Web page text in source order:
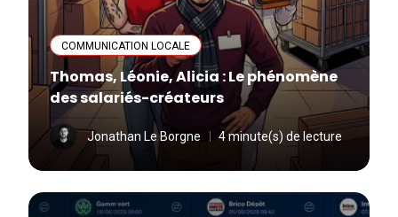
COMMUNICATION LOCALE
Thomas, Léonie, Alicia : Le phénomène
des salariés-créateurs
Jonathan Le Borgne 4 minute(s) de lecture